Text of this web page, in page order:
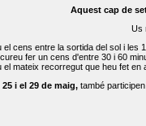
Aquest cap de
Us
el cens entre la sortida del sol i les
fer un cens d'entre 30 i 60
el mateix recorregut que heu fet en
25 i el 29 de maig, també